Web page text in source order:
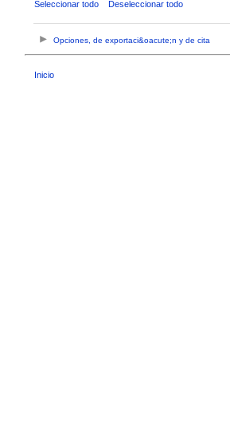
Seleccionar todo Deseleccionar todo
Opciones, de exportaci&oacute;n y de cita
Inicio